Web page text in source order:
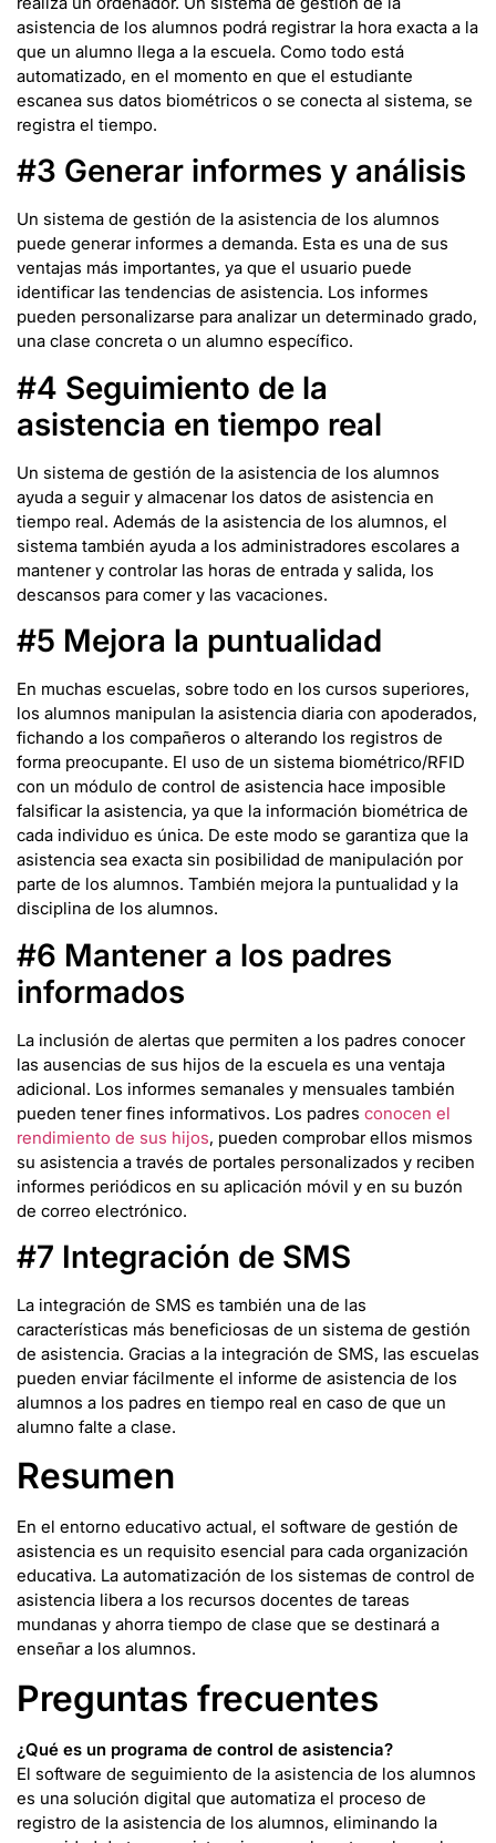
asistencia de los alumnos podrá registrar la hora exacta a la
que un alumno llega a la escuela. Como todo está
automatizado, en el momento en que el estudiante
escanea sus datos biométricos o se conecta al sistema, se
registra el tiempo.
#3 Generar informes y análisis
Un sistema de gestión de la asistencia de los alumnos
puede generar informes a demanda. Esta es una de sus
ventajas más importantes, ya que el usuario puede
identificar las tendencias de asistencia. Los informes
pueden personalizarse para analizar un determinado grado,
una clase concreta o un alumno específico.
#4 Seguimiento de la
asistencia en tiempo real
Un sistema de gestión de la asistencia de los alumnos
ayuda a seguir y almacenar los datos de asistencia en
tiempo real. Además de la asistencia de los alumnos, el
sistema también ayuda a los administradores escolares a
mantener y controlar las horas de entrada y salida, los
descansos para comer y las vacaciones.
#5 Mejora la puntualidad
En muchas escuelas, sobre todo en los cursos superiores,
los alumnos manipulan la asistencia diaria con apoderados,
fichando a los compañeros o alterando los registros de
forma preocupante. El uso de un sistema biométrico/RFID
con un módulo de control de asistencia hace imposible
falsificar la asistencia, ya que la información biométrica de
cada individuo es única. De este modo se garantiza que la
asistencia sea exacta sin posibilidad de manipulación por
parte de los alumnos. También mejora la puntualidad y la
disciplina de los alumnos.
#6 Mantener a los padres
informados
La inclusión de alertas que permiten a los padres conocer
las ausencias de sus hijos de la escuela es una ventaja
adicional. Los informes semanales y mensuales también
pueden tener fines informativos. Los padres conocen el
rendimiento de sus hijos, pueden comprobar ellos mismos
su asistencia a través de portales personalizados y reciben
informes periódicos en su aplicación móvil y en su buzón
de correo electrónico.
#7 Integración de SMS
La integración de SMS es también una de las
características más beneficiosas de un sistema de gestión
de asistencia. Gracias a la integración de SMS, las escuelas
pueden enviar fácilmente el informe de asistencia de los
alumnos a los padres en tiempo real en caso de que un
alumno falte a clase.
Resumen
En el entorno educativo actual, el software de gestión de
asistencia es un requisito esencial para cada organización
educativa. La automatización de los sistemas de control de
asistencia libera a los recursos docentes de tareas
mundanas y ahorra tiempo de clase que se destinará a
enseñar a los alumnos.
Preguntas frecuentes
¿Qué es un programa de control de asistencia?
El software de seguimiento de la asistencia de los alumnos
es una solución digital que automatiza el proceso de
registro de la asistencia de los alumnos, eliminando la